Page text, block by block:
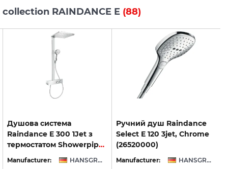
RAINDANCE E (88)
Душова система
Raindance E 300 1Jet з
термостатом Showerpipe 350 ST (27361000)
Manufacturer:
HANSGROHE
Ручний душ Raindance
Select E 120 3jet, Chrome
(26520000)
Manufacturer:
HANSGROHE